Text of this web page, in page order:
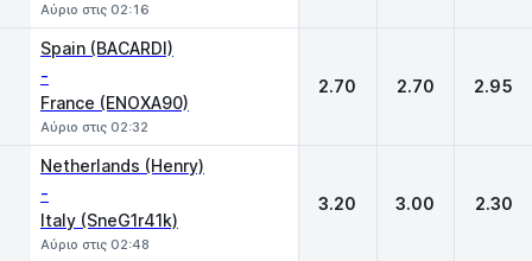
Αύριο στις 02:16
Spain (BACARDI)
-
France (ENOXA90)
Αύριο στις 02:32
2.70 2.70 2.95
Netherlands (Henry)
-
Italy (SneG1r41k)
Αύριο στις 02:48
3.20 3.00 2.30